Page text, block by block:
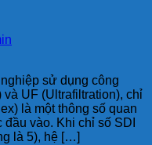
sử dụng công
và UF (Ultrafiltration), chỉ
là một thông số quan
vào. Khi chỉ số SDI
là 5), hệ […]